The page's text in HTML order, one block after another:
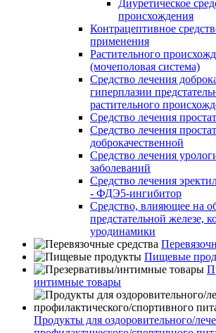
Диуретическое
происхождения
Контрацептивное
применения
Растительного
(мочеполовая система)
Средство лечения
гиперплазии
растительного
Средство лечения
Средство лечения
доброкачественной
Средство лечения
заболеваний
Средство лечения
- ФДЭ5-ингибитор
Средство, влияющее на
предстательной железе,
уродинамики
Пищевые
интимные товары
Продукты для оздоровительного/